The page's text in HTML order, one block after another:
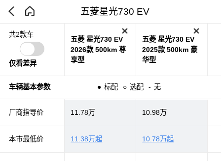
五菱星光730 EV
共2款车
仅看差异
五菱 星光730 EV
2026款 500km 尊
享型
五菱 星光730 EV
2025款 500km 豪
华型
车辆基本参数 ● 标配 ○ 选配 - 无
厂商指导价
本市最低价
11.78万 10.98万
11.38万起 10.78万起